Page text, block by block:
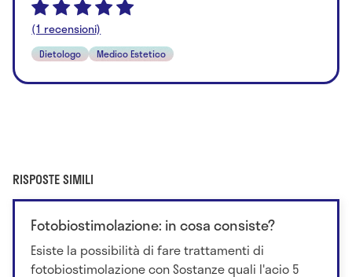
(1 recensioni)
Dietologo Medico Estetico
RISPOSTE SIMILI
Fotobiostimolazione: in cosa consiste?
Esiste la possibilità di fare trattamenti di
fotobiostimolazione con Sostanze quali l'acio 5